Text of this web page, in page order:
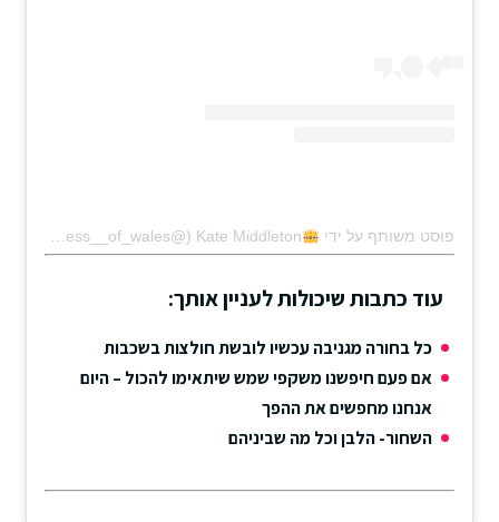
פוסט משותף על ידי ‏‎Kate Middleton
עוד כתבות שיכולות לעניין אותך:
כל בחורה מגניבה עכשיו לובשת חולצות בשכבות
אם פעם חיפשנו משקפי שמש שיתאימו להכול – היום
אנחנו מחפשים את ההפך
השחור- הלבן וכל מה שביניהם